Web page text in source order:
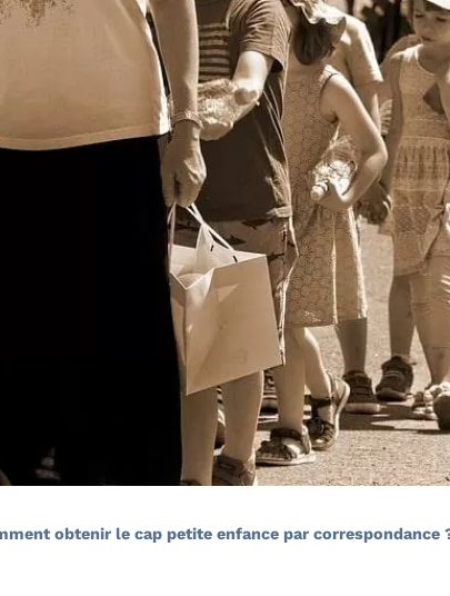
obtenir le cap petite enfance par correspondance